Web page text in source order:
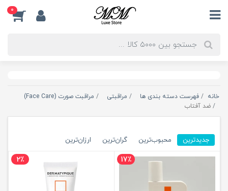
0
خانه فهرست دسته بندی ها مراقبتی
مراقبت صورت (Face Care)
ضد آفتاب
جدیدترین محبوب‌ترین گران‌ترین ارزان‌ترین
17٪ 2٪